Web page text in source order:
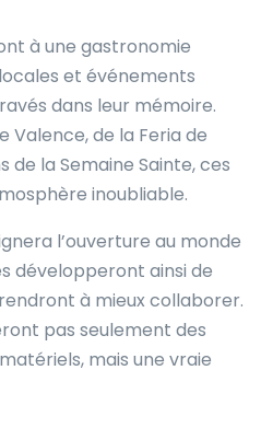
à une gastronomie
et événements
dans leur mémoire.
Valence, de la Feria de
de la Semaine Sainte, ces
inoubliable.
l’ouverture au monde
développeront ainsi de
à mieux collaborer.
pas seulement des
mais une vraie